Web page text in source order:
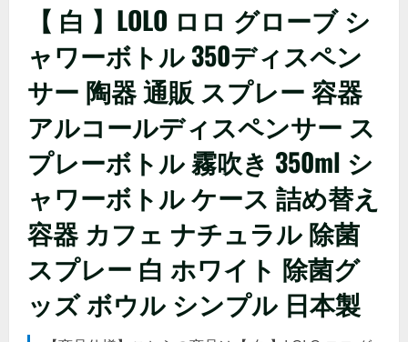
【 白 】LOLO ロロ グローブ シ
ャワーボトル 350ディスペン
サー 陶器 通販 スプレー 容器
アルコールディスペンサー ス
プレーボトル 霧吹き 350ml シ
ャワーボトル ケース 詰め替え
容器 カフェ ナチュラル 除菌
スプレー 白 ホワイト 除菌グ
ッズ ボウル シンプル 日本製